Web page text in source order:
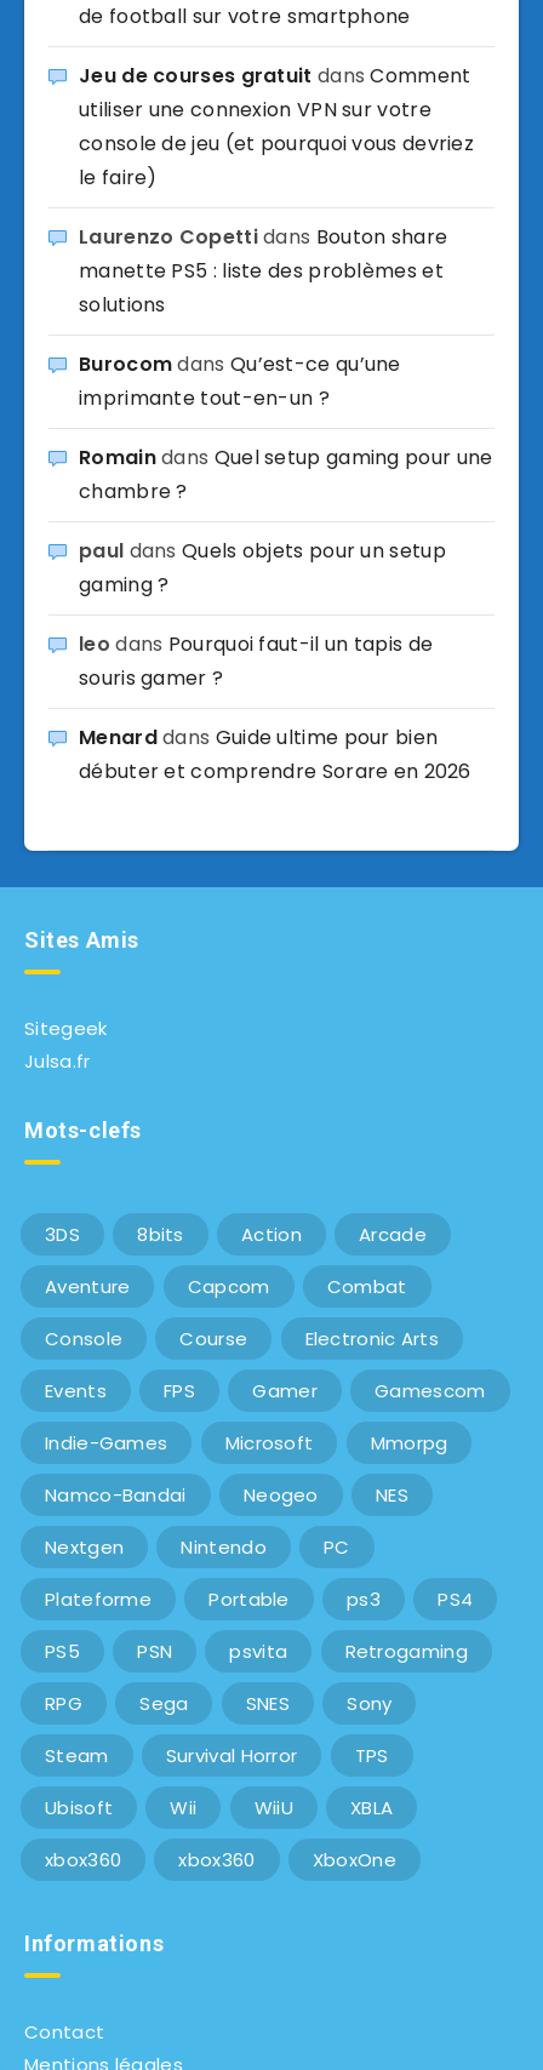
de football sur votre smartphone
Jeu de courses gratuit dansComment
utiliser une connexion VPN sur votre
console de jeu (et pourquoi vous devriez
le faire)
Laurenzo Copettidans Bouton share
manette PS5 : liste des problèmes et
solutions
Burocomdans Qu’est-ce qu’une
imprimante tout-en-un ?
Romaindans Quel setup gaming pour une
chambre ?
paul dansQuels objets pour un setup
gaming ?
leo dans Pourquoi faut-il un tapis de
souris gamer ?
Menarddans Guide ultime pour bien
débuter et comprendre Sorare en 2026
Sites Amis
Sitegeek
Julsa.fr
Mots-clefs
3DS 8bits Action Arcade
Aventure Capcom Combat
Console Course Electronic Arts
Events FPS Gamer Gamescom
Indie-Games Microsoft Mmorpg
Namco-Bandai Neogeo NES
Nextgen Nintendo PC
Plateforme Portable ps3 PS4
PS5 PSN psvita Retrogaming
RPG Sega SNES Sony
Steam Survival Horror TPS
Ubisoft Wii WiiU XBLA
xbox360 xbox360 XboxOne
Informations
Contact
Mentions légales